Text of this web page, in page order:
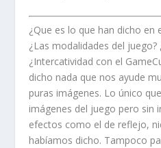
¿Que es lo que han dicho en
¿Las modalidades del juego?
¿Intercatividad con el
dicho nada que nos ayude
puras imágenes. Lo único
imágenes del juego pero sin
efectos como el de reflejo,
habíamos dicho. Tampoco